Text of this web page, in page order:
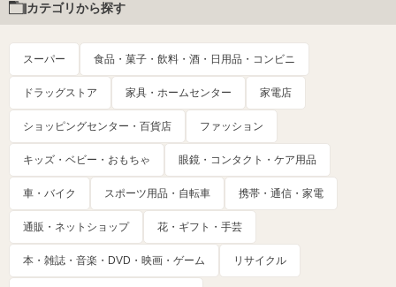
カテゴリから探す
スーパー 食品・菓子・飲料・酒・日用品・コンビニ
ドラッグストア 家具・ホームセンター 家電店
ショッピングセンター・百貨店 ファッション
キッズ・ベビー・おもちゃ 眼鏡・コンタクト・ケア用品
車・バイク スポーツ用品・自転車 携帯・通信・家電
通販・ネットショップ 花・ギフト・手芸
本・雑誌・音楽・DVD・映画・ゲーム リサイクル